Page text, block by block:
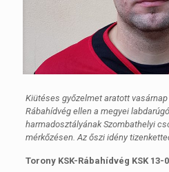
Kiütéses győzelmet aratott
Rábahídvég ellen a megyei
harmadosztályának Szombathelyi
mérkőzésen. Az őszi idény
Torony KSK-Rábahídvég KSK 13-